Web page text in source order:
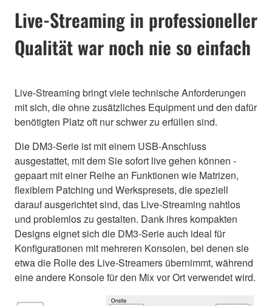
Live-Streaming in professioneller
Qualität war noch nie so einfach
Live-Streaming bringt viele technische Anforderungen
mit sich, die ohne zusätzliches Equipment und den dafür
benötigten Platz oft nur schwer zu erfüllen sind.
Die DM3-Serie ist mit einem USB-Anschluss
ausgestattet, mit dem Sie sofort live gehen können -
gepaart mit einer Reihe an Funktionen wie Matrizen,
flexiblem Patching und Werkspresets, die speziell
darauf ausgerichtet sind, das Live-Streaming nahtlos
und problemlos zu gestalten. Dank ihres kompakten
Designs eignet sich die DM3-Serie auch ideal für
Konfigurationen mit mehreren Konsolen, bei denen sie
etwa die Rolle des Live-Streamers übernimmt, während
eine andere Konsole für den Mix vor Ort verwendet wird.